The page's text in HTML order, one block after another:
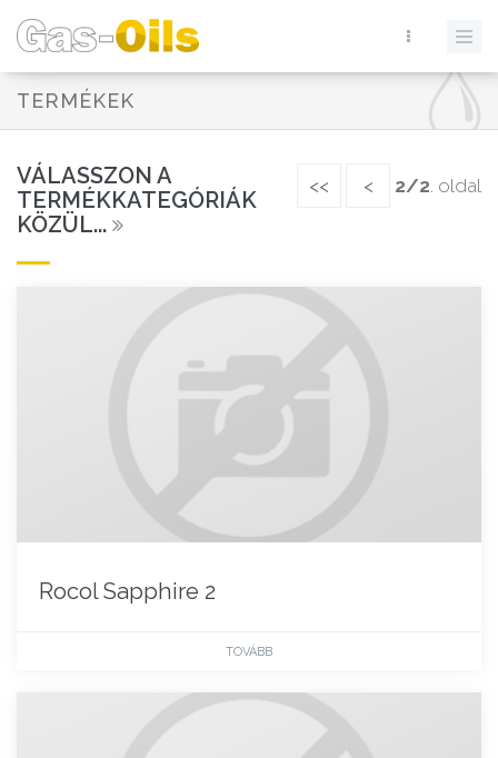
TERMÉKEK
<< < 2/2. oldal
VÁLASSZON A
TERMÉKKATEGÓRIÁK
KÖZÜL...
Rocol Sapphire 2
TOVÁBB